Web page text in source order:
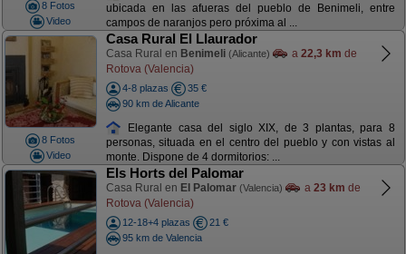
8 Fotos
Video
ubicada en las afueras del pueblo de Benimeli, entre
campos de naranjos pero próxima al ...
8 Fotos
Video
Casa Rural El Llaurador
Casa Rural en Benimeli (Alicante) a 22,3 km de
Rotova (Valencia)
4-8 plazas
35 €
90 km de Alicante
Elegante casa del siglo XIX, de 3 plantas, para 8
personas, situada en el centro del pueblo y con vistas al
monte. Dispone de 4 dormitorios: ...
Els Horts del Palomar
Casa Rural en El Palomar (Valencia) a 23 km de
Rotova (Valencia)
12-18+4 plazas
21 €
95 km de Valencia